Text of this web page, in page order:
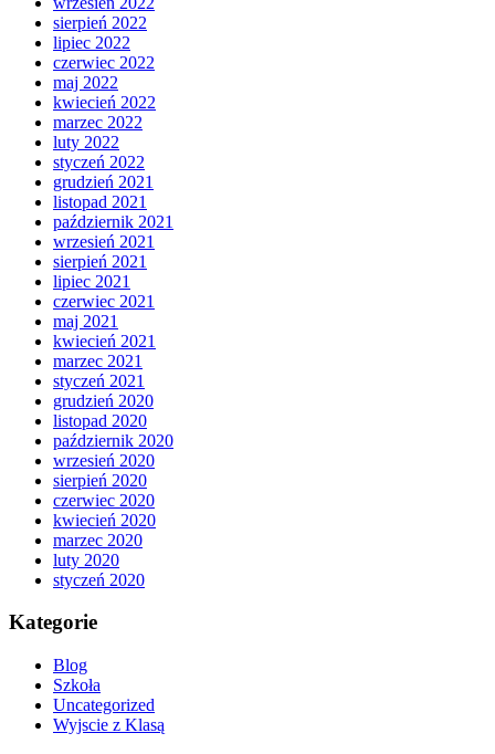
sierpień 2022
lipiec 2022
czerwiec 2022
maj 2022
kwiecień 2022
marzec 2022
luty 2022
styczeń 2022
grudzień 2021
listopad 2021
październik 2021
wrzesień 2021
sierpień 2021
lipiec 2021
czerwiec 2021
maj 2021
kwiecień 2021
marzec 2021
styczeń 2021
grudzień 2020
listopad 2020
październik 2020
wrzesień 2020
sierpień 2020
czerwiec 2020
kwiecień 2020
marzec 2020
luty 2020
styczeń 2020
Kategorie
Blog
Szkoła
Uncategorized
Wyjscie z Klasą